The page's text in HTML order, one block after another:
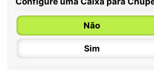
Não
Sim